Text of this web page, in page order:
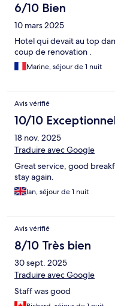
6/10 Bien
10 mars 2025
Hotel qui devait au top
coup de renovation .
Marine, séjour de 1 nuit
Avis vérifié
10/10
18 nov. 2025
Traduire avec Google
Great service, good
stay again.
Ian, séjour de 1 nuit
Avis vérifié
8/10 Très bien
30 sept. 2025
Traduire avec Google
Staff was good